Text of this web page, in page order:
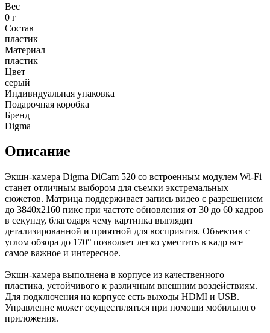
Вес
0 г
Состав
пластик
Материал
пластик
Цвет
серый
Индивидуальная упаковка
Подарочная коробка
Бренд
Digma
Описание
Экшн-камера Digma DiCam 520 со встроенным модулем Wi-Fi
станет отличным выбором для съемки экстремальных
сюжетов. Матрица поддерживает запись видео с разрешением
до 3840x2160 пикс при частоте обновления от 30 до 60 кадров
в секунду, благодаря чему картинка выглядит
детализированной и приятной для восприятия. Объектив с
углом обзора до 170° позволяет легко уместить в кадр все
самое важное и интересное.
Экшн-камера выполнена в корпусе из качественного
пластика, устойчивого к различным внешним воздействиям.
Для подключения на корпусе есть выходы HDMI и USB.
Управление может осуществляться при помощи мобильного
приложения.